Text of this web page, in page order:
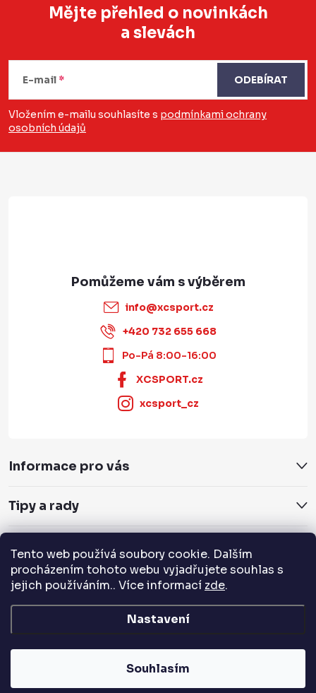
Tento web používá soubory cookie. Dalším
procházením tohoto webu vyjadřujete souhlas s
jejich používáním.. Více informací zde.
Nastavení
Souhlasím
á
a
Mějte přehled o novinkách
a slevách
E-mail
Vložením e-mailu souhlasíte s podmínkami ochrany
osobních údajů
ODEBÍRAT
info@xcsport.cz
+420 732 655 668
Po-Pá 8:00-16:00
XCSPORT.cz
xcsport_cz
Informace pro vás
Tipy a rady
Servis a služby
Přijímáme online platby